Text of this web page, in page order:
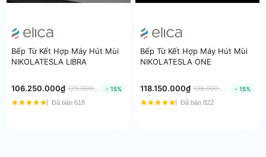
Bếp Từ Kết Hợp Máy Hút Mùi
NIKOLATESLA LIBRA
106.250.000₫
- 15%
Đã bán 618
Bếp Từ Kết Hợp Máy Hút Mùi
NIKOLATESLA ONE
118.150.000₫
- 15%
Đã bán 822